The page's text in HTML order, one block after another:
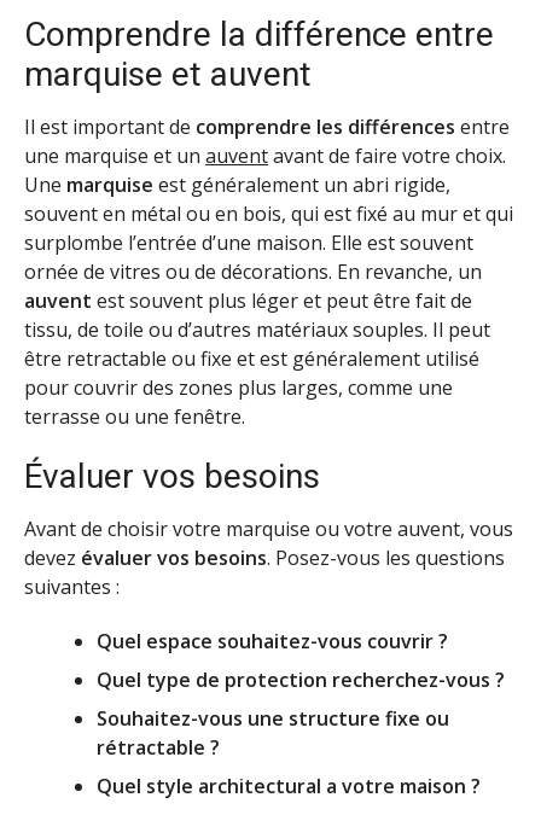
Comprendre la différence entre
marquise et auvent
Il est important de comprendre les différences entre
une marquise et un auventavant de faire votre choix.
Une marquise est généralement un abri rigide,
souvent en métal ou en bois, qui est fixé au mur et qui
surplombe l’entrée d’une maison. Elle est souvent
ornée de vitres ou de décorations. En revanche, un
auvent est souvent plus léger et peut être fait de
tissu, de toile ou d’autres matériaux souples. Il peut
être retractable ou fixe et est généralement utilisé
pour couvrir des zones plus larges, comme une
terrasse ou une fenêtre.
Évaluer vos besoins
Avant de choisir votre marquise ou votre auvent, vous
devez évaluer vos besoins. Posez-vous les questions
suivantes :
Quel espace souhaitez-vous couvrir ?
Quel type de protection recherchez-vous ?
Souhaitez-vous une structure fixe ou
rétractable ?
Quel style architectural a votre maison ?